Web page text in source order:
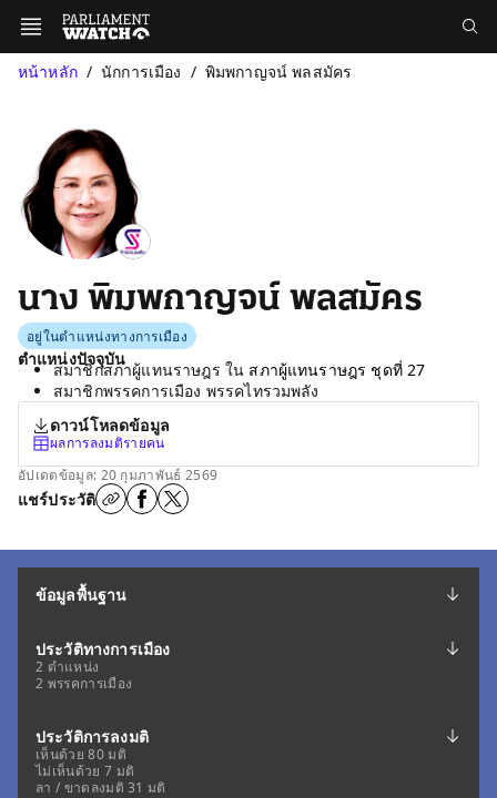
หน้าหลัก นักการเมือง พิมพกาญจน์ พลสมัคร
นาง พิมพกาญจน์ พลสมัคร
อยู่ในตำแหน่งทางการเมือง
ตำแหน่งปัจจุบัน
สมาชิกสภาผู้แทนราษฎร ใน สภาผู้แทนราษฎร ชุดที่ 27
สมาชิกพรรคการเมือง พรรคไทรวมพลัง
ดาวน์โหลดข้อมูล
ผลการลงมติรายคน
อัปเดตข้อมูล: 20 กุมภาพันธ์ 2569
แชร์ประวัติ
ข้อมูลพื้นฐาน
ประวัติทางการเมือง
2 ตำแหน่ง
2 พรรคการเมือง
ประวัติการลงมติ
เห็นด้วย 80 มติ
ไม่เห็นด้วย 7 มติ
ลา / ขาดลงมติ 31 มติ